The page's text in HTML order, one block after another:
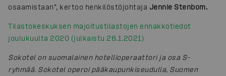
osaamistaan”, kertoo henkilöstöjohtaja Jennie Stenbom.
Tilastokeskuksen majoitustilastojen ennakkotiedot
joulukuulta 2020 (julkaistu 28.1.2021)
Sokotel on suomalainen hotellioperaattori ja osa S-
ryhmää. Sokotel operoi pääkaupunkiseudulla, Suomen